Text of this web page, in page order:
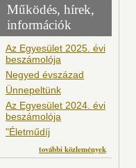
Működés, hírek,
információk
Az Egyesület 2025. évi
beszámolója
Negyed évszázad
Ünnepeltünk
Az Egyesület 2024. évi
beszámolója
"Életműdíj
további közlemények